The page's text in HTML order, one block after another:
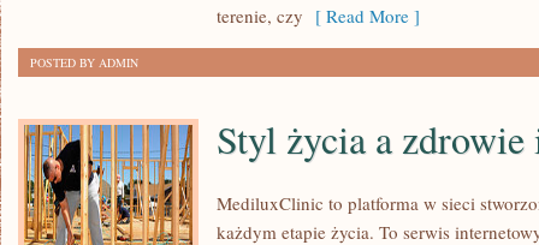
terenie, czy [ Read More ]
POSTED BY ADMIN
Styl życia a
MediluxClinic to platforma w sieci
każdym etapie życia. To serwis